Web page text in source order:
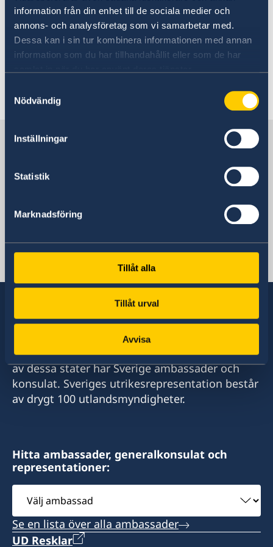
information från din enhet till de sociala medier och
annons- och analysföretag som vi samarbetar med.
Dessa kan i sin tur kombinera informationen med annan
information som du har tillhandahållit eller som de har
Nödvändig
Inställningar
Statistik
Marknadsföring
Tillåt alla
Tillåt urval
Avvisa
Resenärer bör vara uppmärksamma på aktuella
händelser och undvika områden där oroligheter
uppstår. Följ alltid lokala myndigheters
säkerhetsanvisningar.
Sverige i Irland
Sveriges ambassad
Irland, Dublin
Svenska konsulat
Sverige har diplomatiska förbindelser med i
stort sett alla stater i världen. I ungefär hälften
av dessa stater har Sverige ambassader och
konsulat. Sveriges utrikesrepresentation består
av drygt 100 utlandsmyndigheter.
Hitta ambassader, generalkonsulat och
representationer:
Välj
ambassad
Se en lista över alla ambassader
UD Resklar